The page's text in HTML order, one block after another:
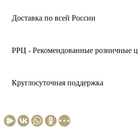
Доставка по всей России
РРЦ - Рекомендованные розничные
Круглосуточная поддержка